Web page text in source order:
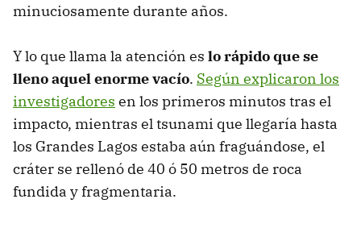
minuciosamente durante años.
Y lo que llama la atención es lo rápido que se
lleno aquel enorme vacío. Según explicaron los
investigadores en los primeros minutos tras el
impacto, mientras el tsunami que llegaría hasta
los Grandes Lagos estaba aún fraguándose, el
cráter se rellenó de 40 ó 50 metros de roca
fundida y fragmentaria.